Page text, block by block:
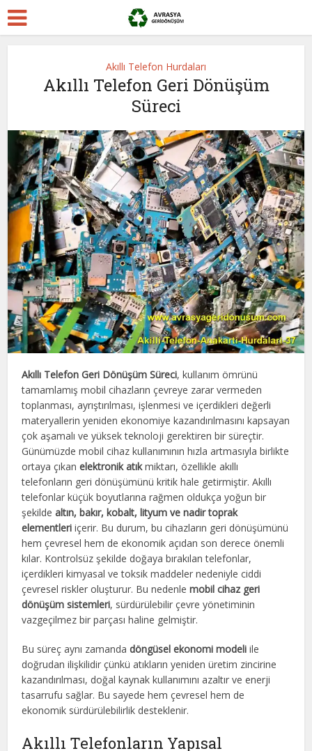
Akıllı Telefon Hurdaları
Akıllı Telefon Geri Dönüşüm
Süreci
Akıllı Telefon Geri Dönüşüm Süreci, kullanım ömrünü
tamamlamış mobil cihazların çevreye zarar vermeden
toplanması, ayrıştırılması, işlenmesi ve içerdikleri değerli
materyallerin yeniden ekonomiye kazandırılmasını kapsayan
çok aşamalı ve yüksek teknoloji gerektiren bir süreçtir.
Günümüzde mobil cihaz kullanımının hızla artmasıyla birlikte
ortaya çıkanelektronik atıkmiktarı, özellikle akıllı
telefonların geri dönüşümünü kritik hale getirmiştir. Akıllı
telefonlar küçük boyutlarına rağmen oldukça yoğun bir
şekildealtın, bakır, kobalt, lityum ve nadir toprak
elementleri içerir. Bu durum, bu cihazların geri dönüşümünü
hem çevresel hem de ekonomik açıdan son derece önemli
kılar. Kontrolsüz şekilde doğaya bırakılan telefonlar,
içerdikleri kimyasal ve toksik maddeler nedeniyle ciddi
çevresel riskler oluşturur. Bu nedenlemobil cihaz geri
dönüşüm sistemleri, sürdürülebilir çevre yönetiminin
vazgeçilmez bir parçası haline gelmiştir.
Bu süreç aynı zamandadöngüsel ekonomi modeli ile
doğrudan ilişkilidir çünkü atıkların yeniden üretim zincirine
kazandırılması, doğal kaynak kullanımını azaltır ve enerji
tasarrufu sağlar. Bu sayede hem çevresel hem de
ekonomik sürdürülebilirlik desteklenir.
Akıllı Telefonların Yapısal